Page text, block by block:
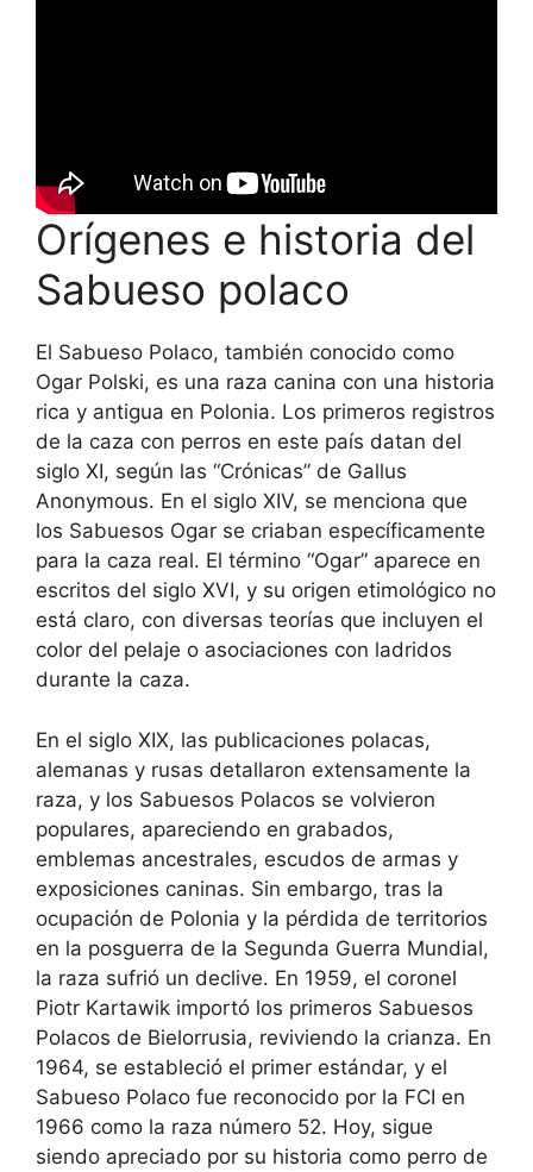
Orígenes e historia del
Sabueso polaco
El Sabueso Polaco, también conocido como
Ogar Polski, es una raza canina con una historia
rica y antigua en Polonia. Los primeros registros
de la caza con perros en este país datan del
siglo XI, según las “Crónicas” de Gallus
Anonymous. En el siglo XIV, se menciona que
los Sabuesos Ogar se criaban específicamente
para la caza real. El término “Ogar” aparece en
escritos del siglo XVI, y su origen etimológico no
está claro, con diversas teorías que incluyen el
color del pelaje o asociaciones con ladridos
durante la caza.
En el siglo XIX, las publicaciones polacas,
alemanas y rusas detallaron extensamente la
raza, y los Sabuesos Polacos se volvieron
populares, apareciendo en grabados,
emblemas ancestrales, escudos de armas y
exposiciones caninas. Sin embargo, tras la
ocupación de Polonia y la pérdida de territorios
en la posguerra de la Segunda Guerra Mundial,
la raza sufrió un declive. En 1959, el coronel
Piotr Kartawik importó los primeros Sabuesos
Polacos de Bielorrusia, reviviendo la crianza. En
1964, se estableció el primer estándar, y el
Sabueso Polaco fue reconocido por la FCI en
1966 como la raza número 52. Hoy, sigue
siendo apreciado por su historia como perro de